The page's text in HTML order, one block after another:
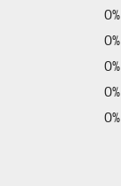
0%
0%
0%
0%
0%